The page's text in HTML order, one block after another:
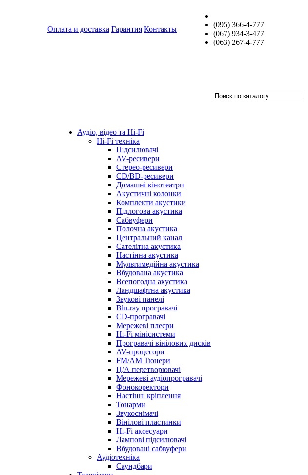
Оплата и доставка Гарантия Контакты
(095) 366-4-777
(067) 934-3-477
(063) 267-4-777
Аудіо, відео та Hi-Fi
Hi-Fi техніка
Підсилювачі
AV-ресивери
Стерео-ресивери
CD/BD-ресивери
Домашні кінотеатри
Акустичні колонки
Комплекти акустики
Підлогова акустика
Сабвуфери
Полочна акустика
Центральний канал
Сателітна акустика
Настінна акустика
Мультимедійна акустика
Вбудована акустика
Всепогодна акустика
Ландшафтна акустика
Звукові панелі
Blu-ray програвачі
CD-програвачі
Мережеві плеєри
Hi-Fi мінісистеми
Програвачі вінілових дисків
AV-процесори
FM/AM Тюнери
Ц/А перетворювачі
Мережеві аудіопрогравачі
Фонокоректори
Настінні кріплення
Тонарми
Звукоснімачі
Вінілові пластинки
Hi-Fi аксесуари
Лампові підсилювачі
Вбудовані сабвуфери
Аудіотехніка
Саундбари